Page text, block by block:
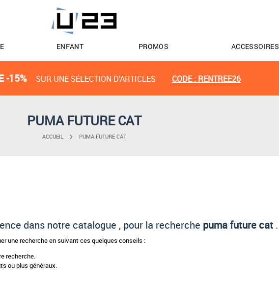
ENFANT PROMOS ACCESSOIRES
-15% SUR UNE SÉLECTION D'ARTICLES CODE : RENTREE26
PUMA FUTURE CAT
ACCUEIL PUMA FUTURE CAT
dans notre catalogue , pour la recherche puma future cat.
une recherche en suivant ces quelques conseils :
recherche.
ou plus généraux.